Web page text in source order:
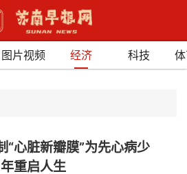
图片视频 经济 科技
“心脏新瓣膜”为先心病少
年重启人生